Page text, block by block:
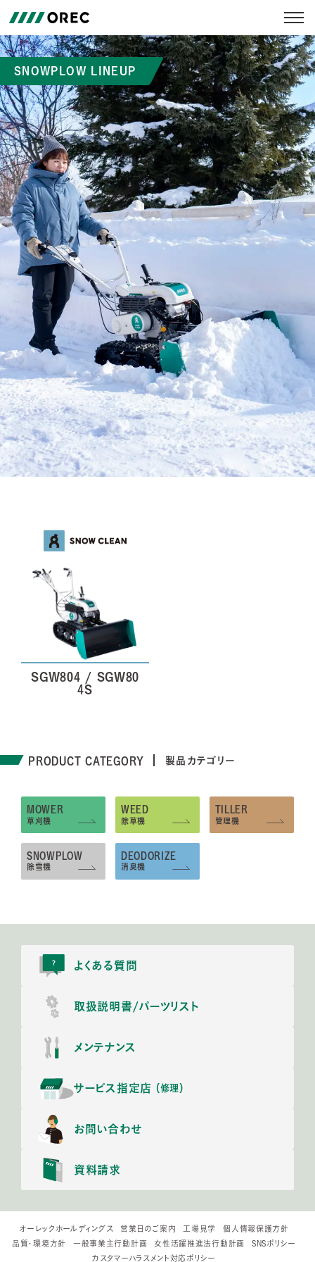
SNOWPLOW LINEUP
SGW804 / SGW80
4S
PRODUCT CATEGORY 製品カテゴリー
MOWER
草刈機
WEED
除草機
TILLER
管理機
SNOWPLOW
除雪機
DEODORIZE
消臭機
よくある質問
取扱説明書/パーツリスト
メンテナンス
サービス指定店 （修理）
お問い合わせ
資料請求
オーレックホールディングス 営業日のご案内 工場見学
個人情報保護方針
品質・環境方針
一般事業主行動計画 女性活躍推進法行動計画
SNSポリシー
カスタマーハラスメント対応ポリシー